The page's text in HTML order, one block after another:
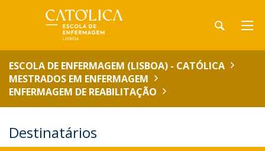
ESCOLA DE ENFERMAGEM (LISBOA) - CATÓLICA
MESTRADOS EM ENFERMAGEM
ENFERMAGEM DE REABILITAÇÃO
Destinatários